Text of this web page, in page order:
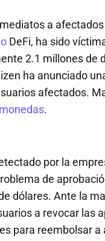
a
DeFi, ha sido
2.1 millones de
ha anunciado
afectados.
.
por la
de
dólares. Ante la
a revocar las
para reembolsar